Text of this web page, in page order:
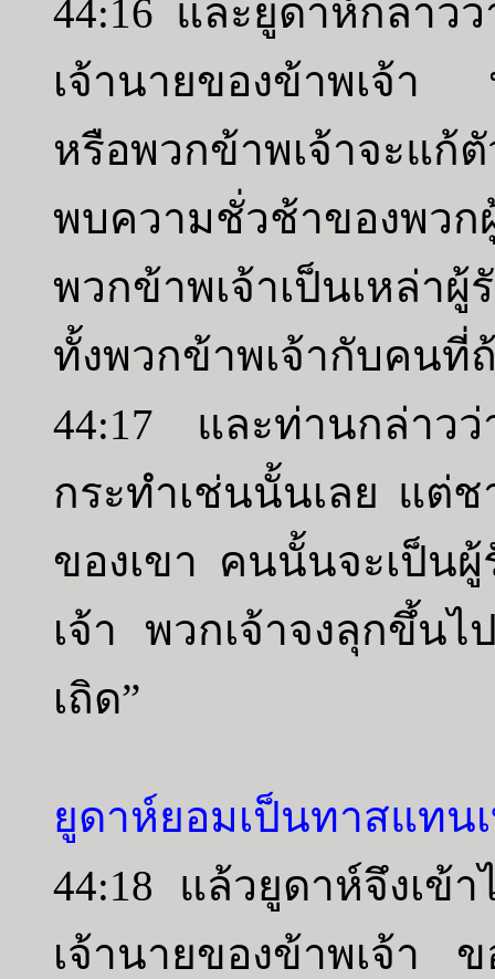
44:16 และยูดาห์กล่าว
เจ้านายของข้าพเจ้า
หรือพวกข้าพเจ้าจะแก้
พบความชั่วช้าของพ
พวกข้าพเจ้าเป็นเหล่าผู้
ทั้งพวกข้าพเจ้ากับคนที่
44:17 และท่านกล่าวว่
กระทำเช่นนั้นเลย แต่
ของเขา คนนั้นจะเป็น
เจ้า พวกเจ้าจงลุกขึ้นไ
เถิด”
ยูดาห์ยอมเป็นทาสแทน
44:18 แล้วยูดาห์จึงเข้
เจ้านายของข้าพเจ้า